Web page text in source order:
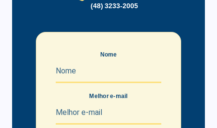
(48) 3233-2005
Nome
Melhor e-mail